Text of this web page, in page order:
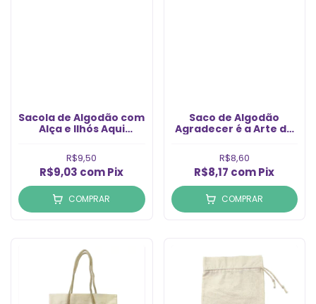
Sacola de Algodão com
Alça e Ilhós Aqui
Amor 18x18 (1un)
R$9,50
R$9,03 comPix
COMPRAR
Saco de Algodão
Agradecer é a Arte de
15x26 (1un)
R$8,60
R$8,17 comPix
COMPRAR